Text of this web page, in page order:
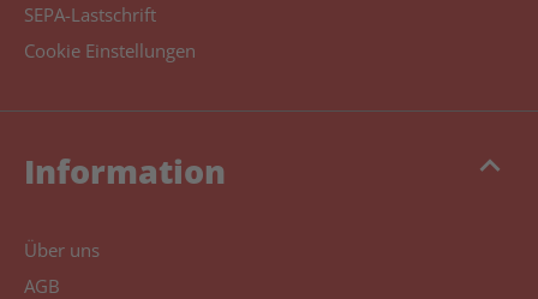
SEPA-Lastschrift
Cookie Einstellungen
keyboard_arrow_up
Information
Über uns
AGB